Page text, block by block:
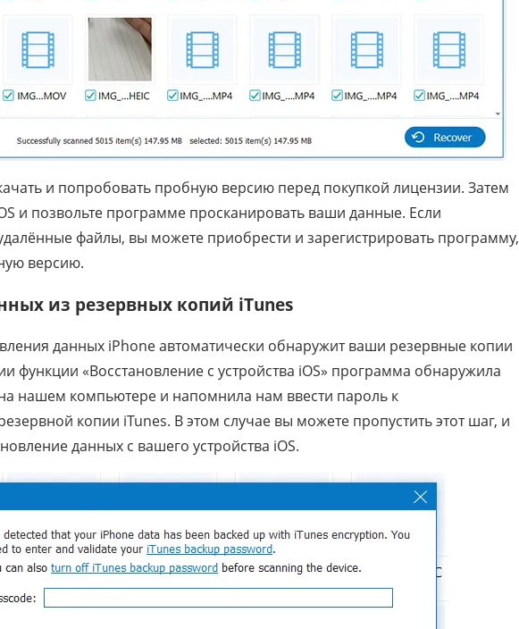
и попробовать пробную версию перед покупкой лицензии. Затем
и позвольте программе просканировать ваши данные. Если
файлы, вы можете приобрести и зарегистрировать программу,
версию.
из резервных копий iTunes
данных iPhone автоматически обнаружит ваши резервные копии
функции «Восстановление с устройства iOS» программа обнаружила
нашем компьютере и напомнила нам ввести пароль к
копии iTunes. В этом случае вы можете пропустить этот шаг, и
данных с вашего устройства iOS.